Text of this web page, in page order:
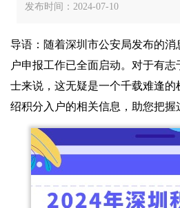
发布时间：2024-07-10
导语：随着深圳市公安局发布的消
户申报工作已全面启动。对于有志
士来说，这无疑是一个千载难逢
绍积分入户的相关信息，助您把握